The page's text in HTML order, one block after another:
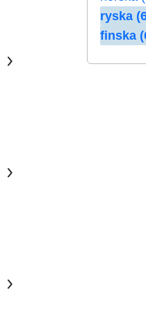
ryska
finska